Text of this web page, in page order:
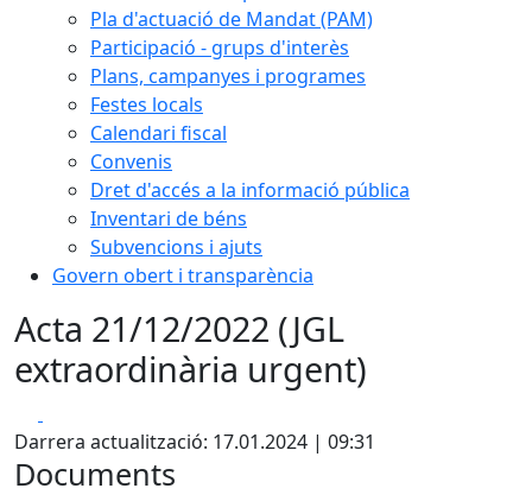
Pla d'actuació de Mandat (PAM)
Participació - grups d'interès
Plans, campanyes i programes
Festes locals
Calendari fiscal
Convenis
Dret d'accés a la informació pública
Inventari de béns
Subvencions i ajuts
Govern obert i transparència
Acta 21/12/2022 (JGL
extraordinària urgent)
Darrera actualització: 17.01.2024 | 09:31
Documents